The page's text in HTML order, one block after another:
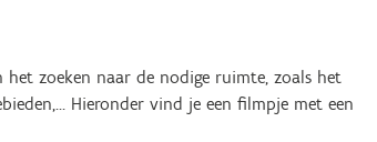
zoeken naar de nodige ruimte, zoals het
Hieronder vind je een filmpje met een